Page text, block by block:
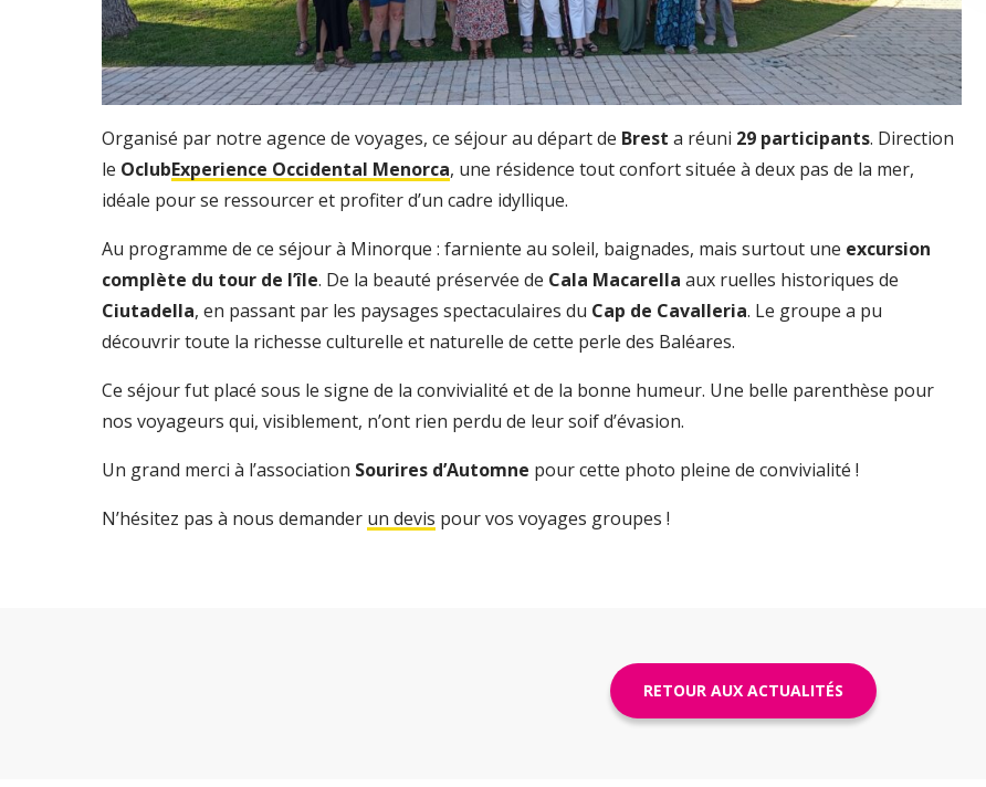
Organisé par notre agence de voyages, ce séjour au départ de Brest a réuni 29 participants. Direction
le OclubExperience Occidental Menorca, une résidence tout confort située à deux pas de la mer,
idéale pour se ressourcer et profiter d’un cadre idyllique.
Au programme de ce séjour à Minorque : farniente au soleil, baignades, mais surtout une excursion
complète du tour de l’île. De la beauté préservée de Cala Macarella aux ruelles historiques de
Ciutadella, en passant par les paysages spectaculaires du Cap de Cavalleria. Le groupe a pu
découvrir toute la richesse culturelle et naturelle de cette perle des Baléares.
Ce séjour fut placé sous le signe de la convivialité et de la bonne humeur. Une belle parenthèse pour
nos voyageurs qui, visiblement, n’ont rien perdu de leur soif d’évasion.
Un grand merci à l’association Sourires d’Automne pour cette photo pleine de convivialité !
N’hésitez pas à nous demander un devis pour vos voyages groupes !
RETOUR AUX ACTUALITÉS